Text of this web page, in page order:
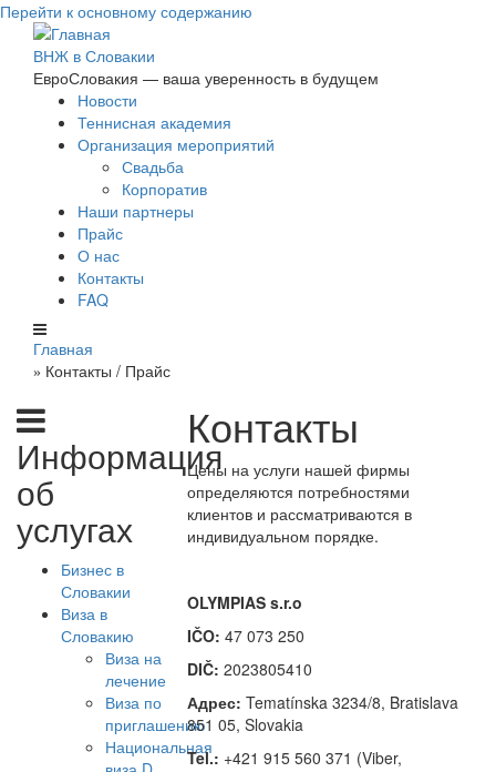
Перейти к основному содержанию
ВНЖ в Словакии
ЕвроСловакия — ваша уверенность в будущем
Новости
Теннисная академия
Организация мероприятий
Свадьба
Корпоратив
Наши партнеры
Прайс
О нас
Контакты
FAQ
Главная
» Контакты / Прайс
Информация
об
услугах
Бизнес в
Словакии
Виза в
Словакию
Виза на
лечение
Виза по
приглашению
Национальная
Контакты
Цены на услуги нашей фирмы
определяются потребностями
клиентов и рассматриваются в
индивидуальном порядке.
OLYMPIAS s.r.o
IČO:47 073 250
DIČ:2023805410
Адрес: Tematínska 3234/8, Bratislava
851 05, Slovakia
Tel.: +421 915 560 371 (Viber,